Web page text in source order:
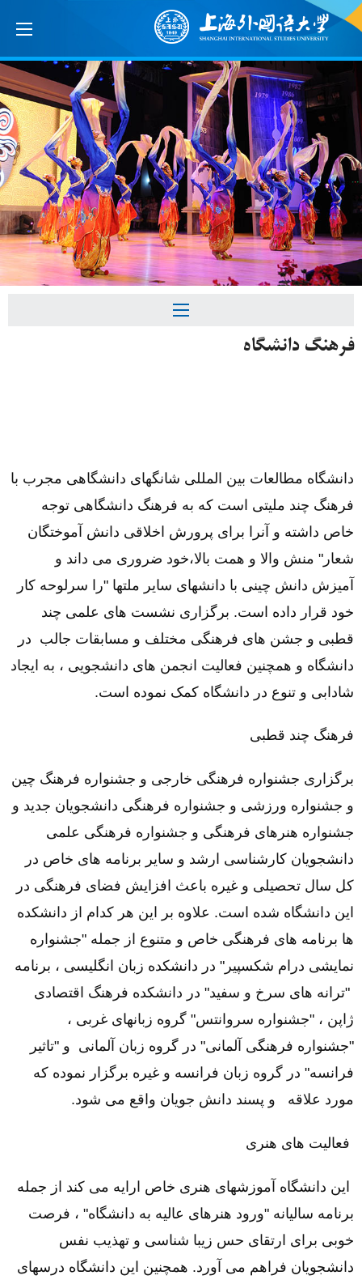
فرهنگ دانشگاه
دانشگاه مطالعات بین المللی شانگهای دانشگاهی مجرب با
فرهنگ چند ملیتی است که به فرهنگ دانشگاهی توجه
خاص داشته و آنرا برای پرورش اخلاقی دانش آموختگان
خود ضروری می داند وشعار" منش والا و همت بالا،
آمیزش دانش چینی با دانشهای سایر ملتها "را سرلوحه کار
خود قرار داده است. برگزاری نشست های علمی چند
قطبی و جشن های فرهنگی مختلف و مسابقات جالب در
دانشگاه و همچنین فعالیت انجمن های دانشجویی ، به ایجاد
شادابی و تنوع در دانشگاه کمک نموده است.
فرهنگ چند قطبی
برگزاری جشنواره فرهنگی خارجی و جشنواره فرهنگ چین
و جشنواره ورزشی و جشنواره فرهنگی دانشجویان جدید و
جشنواره هنرهای فرهنگی و جشنواره فرهنگی علمی
دانشجویان کارشناسی ارشد و سایر برنامه های خاص در
کل سال تحصیلی و غیره باعث افزایش فضای فرهنگی در
این دانشگاه شده است. علاوه بر این هر کدام از دانشکده
ها برنامه های فرهنگی خاص و متنوع از جمله "جشنواره
نمایشی درام شکسپیر" در دانشکده زبان انگلیسی ، برنامه
"ترانه های سرخ و سفید" در دانشکده فرهنگ اقتصادی
ژاپن ، "جشنواره سروانتس" گروه زبانهای غربی ،
"جشنواره فرهنگی آلمانی" در گروه زبان آلمانی و "تاثیر
فرانسه" در گروه زبان فرانسه و غیره برگزار نموده که
مورد علاقه
و پسند دانش جویان واقع می شود.
فعالیت های هنری
این دانشگاه آموزشهای هنری خاص ارایه می کند از جمله
برنامه سالیانه "ورود هنرهای عالیه به دانشگاه" ، فرصت
خوبی برای ارتقای حس زیبا شناسی و تهذیب نفس
دانشجویان فراهم می آورد. همچنین این دانشگاه درسهای